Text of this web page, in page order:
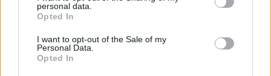
grant or deny consent to Google and its third-party tags to
use your data for below specified purposes in below Google
consent section.
personal data.
Opted In
I want to opt-out of the Sale of my
Personal Data.
Opted In